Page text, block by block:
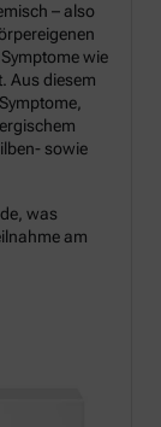
– also
wie
Aus diesem
sowie
was
am